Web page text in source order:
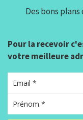
Des bons
Pour la recevoir
votre meilleure